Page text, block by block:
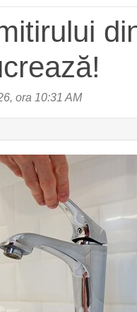
TEHNIT
ora 10:31 AM